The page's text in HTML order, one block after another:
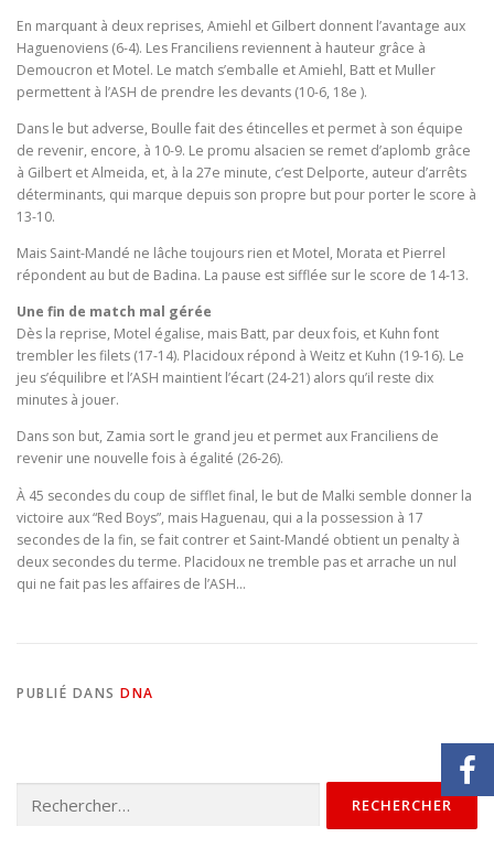
En marquant à deux reprises, Amiehl et Gilbert donnent l’avantage aux
Haguenoviens (6-4). Les Franciliens reviennent à hauteur grâce à
Demoucron et Motel. Le match s’emballe et Amiehl, Batt et Muller
permettent à l’ASH de prendre les devants (10-6, 18e ).
Dans le but adverse, Boulle fait des étincelles et permet à son équipe
de revenir, encore, à 10-9. Le promu alsacien se remet d’aplomb grâce
à Gilbert et Almeida, et, à la 27e minute, c’est Delporte, auteur d’arrêts
déterminants, qui marque depuis son propre but pour porter le score à
13-10.
Mais Saint-Mandé ne lâche toujours rien et Motel, Morata et Pierrel
répondent au but de Badina. La pause est sifflée sur le score de 14-13.
Une fin de match mal gérée
Dès la reprise, Motel égalise, mais Batt, par deux fois, et Kuhn font
trembler les filets (17-14). Placidoux répond à Weitz et Kuhn (19-16). Le
jeu s’équilibre et l’ASH maintient l’écart (24-21) alors qu’il reste dix
minutes à jouer.
Dans son but, Zamia sort le grand jeu et permet aux Franciliens de
revenir une nouvelle fois à égalité (26-26).
À 45 secondes du coup de sifflet final, le but de Malki semble donner la
victoire aux “Red Boys”, mais Haguenau, qui a la possession à 17
secondes de la fin, se fait contrer et Saint-Mandé obtient un penalty à
deux secondes du terme. Placidoux ne tremble pas et arrache un nul
qui ne fait pas les affaires de l’ASH…
PUBLIÉ DANS DNA